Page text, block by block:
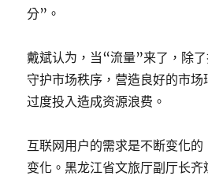
分”。
戴斌认为，当“流量”来了，除
守护市场秩序，营造良好的市
过度投入造成资源浪费。
互联网用户的需求是不断变化
变化。黑龙江省文旅厅副厅长